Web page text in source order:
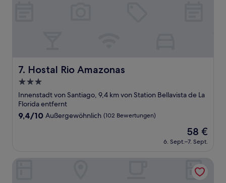
7. Hostal Rio Amazonas
Hostal Rio Amazonas
3.0-
Sterne-
Unterkunft
Innenstadt von Santiago, 9,4 km von Station Bellavista de La
Florida entfernt
9.4
Bewertungen)
9,4/10 Außergewöhnlich (102 Bewertungen)
Der
Preis
beträgt
58 €
6. Sept.–7. Sept.